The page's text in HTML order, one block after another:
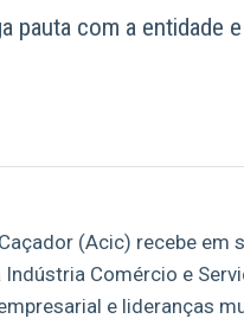
pauta com a entidade
(Acic) recebe em
Comércio e
e lideranças